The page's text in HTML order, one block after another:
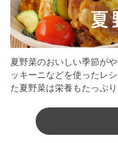
夏野菜のおいしい季節が
ッキーニなどを使ったレ
た夏野菜は栄養もたっぷ